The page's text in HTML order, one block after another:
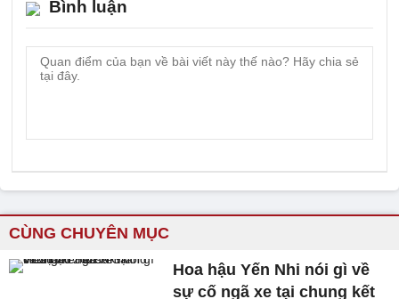
Bình luận
CÙNG CHUYÊN MỤC
Hoa hậu Yến Nhi nói gì về
sự cố ngã xe tại chung kết